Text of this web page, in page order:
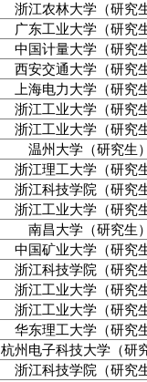
浙江农林大学（研究
广东工业大学（研究
中国计量大学（研究
西安交通大学（研究
上海电力大学（研究
浙江工业大学（研究
浙江工业大学（研究
温州大学（研究生
浙江理工大学（研究
浙江科技学院（研究
浙江工业大学（研究
南昌大学（研究生
中国矿业大学（研究
浙江科技学院（研究
浙江工业大学（研究
浙江工业大学（研究
华东理工大学（研究
杭州电子科技大学（研
浙江科技学院（研究